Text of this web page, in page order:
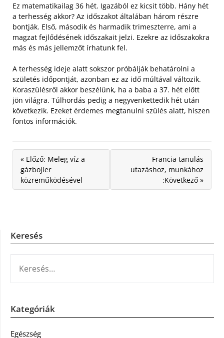
Ez matematikailag 36 hét. Igazából ez kicsit több. Hány hét
a terhesség akkor? Az időszakot általában három részre
bontják. Első, második és harmadik trimeszterre, ami a
magzat fejlődésének időszakait jelzi. Ezekre az időszakokra
más és más jellemzőt írhatunk fel.
A terhesség ideje alatt sokszor próbálják behatárolni a
születés időpontját, azonban ez az idő múltával változik.
Koraszülésről akkor beszélünk, ha a baba a 37. hét előtt
jön világra. Túlhordás pedig a negyvenkettedik hét után
következik. Ezeket érdemes megtanulni szülés alatt, hiszen
fontos információk.
« Előző: Meleg víz a
gázbojler
közreműködésével
Francia tanulás
utazáshoz, munkához
:Következő »
Keresés
Kategóriák
Egészség